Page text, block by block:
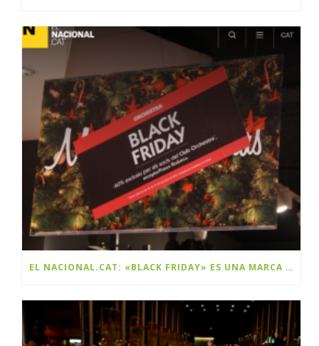
EL NACIONAL.CAT: «BLACK FRIDAY» ES UNA MARCA Y ES CATALANA